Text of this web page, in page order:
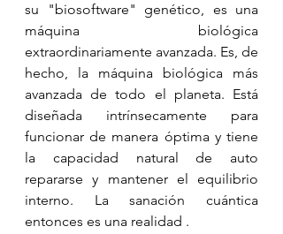
su "biosoftware" genético, es una
máquina biológica
extraordinariamente avanzada. Es, de
hecho, la máquina biológica más
avanzada de todo el planeta. Está
diseñada intrínsecamente para
funcionar de manera óptima y tiene
la capacidad natural de auto
repararse y mantener el equilibrio
interno. La sanación cuántica
entonces es una realidad .